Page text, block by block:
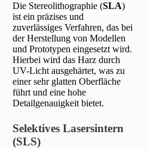
Die Stereolithographie (SLA)
ist ein präzises und
zuverlässiges Verfahren, das bei
der Herstellung von Modellen
und Prototypen eingesetzt wird.
Hierbei wird das Harz durch
UV-Licht ausgehärtet, was zu
einer sehr glatten Oberfläche
führt und eine hohe
Detailgenauigkeit bietet.
Selektives Lasersintern
(SLS)